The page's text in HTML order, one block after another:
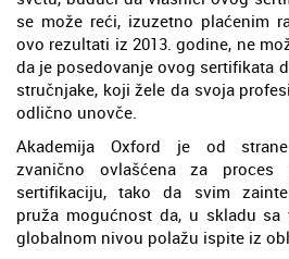
se može reći, izuzetno plaćenim
ovo rezultati iz 2013. godine, ne
da je posedovanje ovog sertifikata
stručnjake, koji žele da svoja
odlično unovče.
Akademija Oxford je od
zvanično ovlašćena za proces
sertifikaciju, tako da svim
pruža mogućnost da, u skladu sa
globalnom nivou polažu ispite iz